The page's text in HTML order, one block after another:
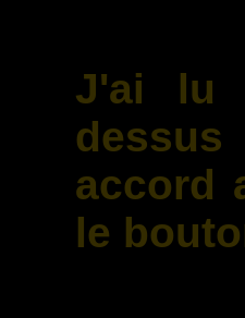
J'ai lu
accord
le